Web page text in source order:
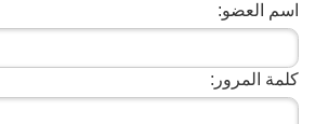
اسم العضو:
كلمة المرور: